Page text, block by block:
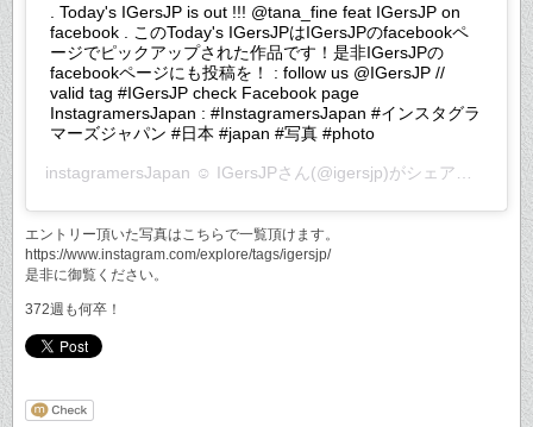
. Today's IGersJP is out !!! @tana_fine feat IGersJP on
facebook . このToday's IGersJPはIGersJPのfacebookペ
ージでピックアップされた作品です！是非IGersJPの
facebookページにも投稿を！ : follow us @IGersJP //
valid tag #IGersJP check Facebook page
InstagramersJapan : #InstagramersJapan #インスタグラ
マーズジャパン #日本 #japan #写真 #photo
instagramersJapan ☺︎ IGersJPさん(@igersjp)がシェアした投稿 –
エントリー頂いた写真はこちらで一覧頂けます。
https://www.instagram.com/explore/tags/igersjp/
是非に御覧ください。
372週も何卒！